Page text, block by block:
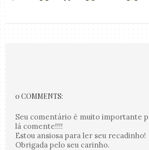
0 COMMENTS:
Seu comentário é muito importante
lá comente!!!!
Estou ansiosa para ler seu recadinho!
Obrigada pelo seu carinho.